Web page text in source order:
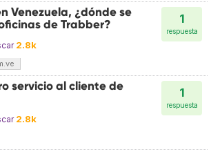
1
respuesta
Venezuela, ¿dónde se
de Trabber?
2.8k
1
respuesta
servicio al cliente de
2.8k